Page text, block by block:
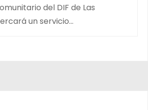
del DIF de Las
un servicio…